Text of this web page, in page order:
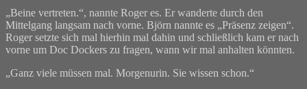
„Beine vertreten.“, nannte Roger es. Er wanderte durch den
Mittelgang langsam nach vorne. Björn nannte es „Präsenz zeigen“.
Roger setzte sich mal hierhin mal dahin und schließlich kam er nach
vorne um Doc Dockers zu fragen, wann wir mal anhalten könnten.
„Ganz viele müssen mal. Morgenurin. Sie wissen schon.“